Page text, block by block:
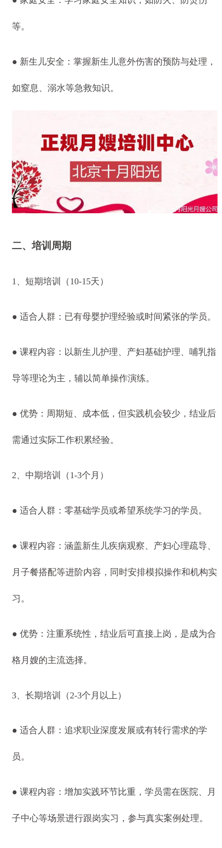
等。
● 新生儿安全：掌握新生儿意外伤害的预防与处理，
如窒息、溺水等急救知识。
二、培训周期
1、短期培训（10-15天）
● 适合人群：已有母婴护理经验或时间紧张的学员。
● 课程内容：以新生儿护理、产妇基础护理、哺乳指
导等理论为主，辅以简单操作演练。
● 优势：周期短、成本低，但实践机会较少，结业后
需通过实际工作积累经验。
2、中期培训（1-3个月）
● 适合人群：零基础学员或希望系统学习的学员。
● 课程内容：涵盖新生儿疾病观察、产妇心理疏导、
月子餐搭配等进阶内容，同时安排模拟操作和机构实
习。
● 优势：注重系统性，结业后可直接上岗，是成为合
格月嫂的主流选择。
3、长期培训（2-3个月以上）
● 适合人群：追求职业深度发展或有转行需求的学
员。
● 课程内容：增加实践环节比重，学员需在医院、月
子中心等场景进行跟岗实习，参与真实案例处理。